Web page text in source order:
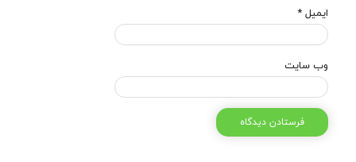
ایمیل *
وب‌ سایت